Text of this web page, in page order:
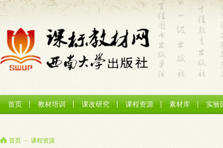
首页 教材培训 课改研究 课程资源 素材库 实验
首页 - 课程资源